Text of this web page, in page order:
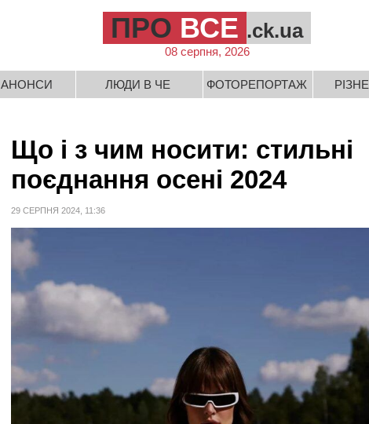
ПРО ВСЕ .ck.ua
08 серпня, 2026
АНОНСИ ЛЮДИ В ЧЕ ФОТОРЕПОРТАЖ РІЗНЕ
Що і з чим носити: стильні
поєднання осені 2024
29 СЕРПНЯ 2024, 11:36